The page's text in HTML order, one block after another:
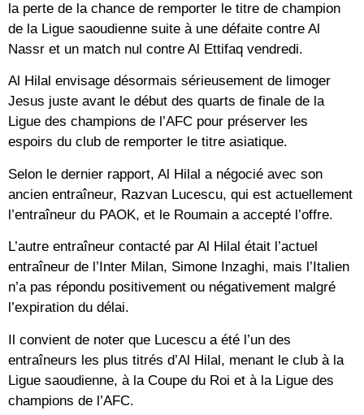
la perte de la chance de remporter le titre de champion
de la Ligue saoudienne suite à une défaite contre Al
Nassr et un match nul contre Al Ettifaq vendredi.
Al Hilal envisage désormais sérieusement de limoger
Jesus juste avant le début des quarts de finale de la
Ligue des champions de l’AFC pour préserver les
espoirs du club de remporter le titre asiatique.
Selon le dernier rapport, Al Hilal a négocié avec son
ancien entraîneur, Razvan Lucescu, qui est actuellement
l’entraîneur du PAOK, et le Roumain a accepté l’offre.
L’autre entraîneur contacté par Al Hilal était l’actuel
entraîneur de l’Inter Milan, Simone Inzaghi, mais l’Italien
n’a pas répondu positivement ou négativement malgré
l’expiration du délai.
Il convient de noter que Lucescu a été l’un des
entraîneurs les plus titrés d’Al Hilal, menant le club à la
Ligue saoudienne, à la Coupe du Roi et à la Ligue des
champions de l’AFC.